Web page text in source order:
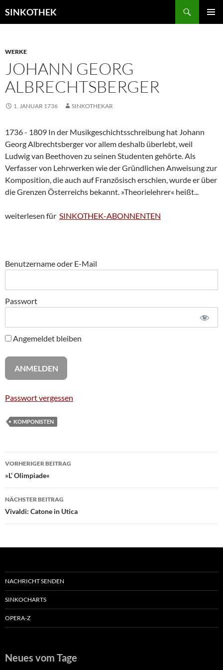
Inhalt
SINKOTHEK
WERKE
JOHANN GEORG
ALBRECHTSBERGER
1. JANUAR 1736 SINKOTHEKAR
1736 - 1809 In der Musikgeschichtsschreibung hat Johann
Georg Albrechtsberger vor allem deshalb überlebt, weil
Ludwig van Beethoven zu seinen Studenten gehörte. Als
Verfasser von Lehrwerken wie der Gründlichen Anweisung zur
Komposition, die auch auf Französisch erschien, wurde er über
die Grenzen Österreichs bekannt. »Theorielehrer« heißt...
weiterlesen für SINKOTHEK-ABONNENTEN
Benutzername oder E-Mail
Passwort
Angemeldet bleiben
Passwort vergessen
KOMPONISTEN
Beitragsnavigation
VORHERIGER BEITRAG
»L‘ Olimpiade«
NÄCHSTER BEITRAG
Vivaldi: Catone in Utica
NACHRICHT SENDEN
SINKOCHARTS
OPERA-Z
Neues vom Tage